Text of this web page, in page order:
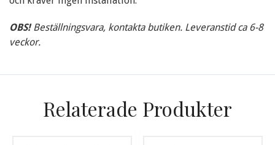
OBS!Beställningsvara, kontakta butiken. Leveranstid ca 6-8
veckor.
Relaterade Produkter